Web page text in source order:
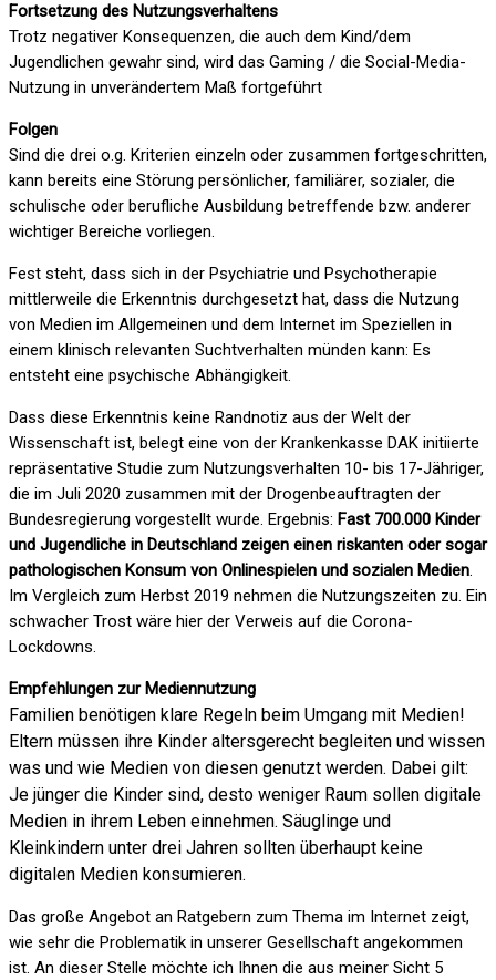
Fortsetzung des Nutzungsverhaltens
Trotz negativer Konsequenzen, die auch dem Kind/dem
Jugendlichen gewahr sind, wird das Gaming / die Social-Media-
Nutzung in unverändertem Maß fortgeführt
Folgen
Sind die drei o.g. Kriterien einzeln oder zusammen fortgeschritten,
kann bereits eine Störung persönlicher, familiärer, sozialer, die
schulische oder berufliche Ausbildung betreffende bzw. anderer
wichtiger Bereiche vorliegen.
Fest steht, dass sich in der Psychiatrie und Psychotherapie
mittlerweile die Erkenntnis durchgesetzt hat, dass die Nutzung
von Medien im Allgemeinen und dem Internet im Speziellen in
einem klinisch relevanten Suchtverhalten münden kann: Es
entsteht eine psychische Abhängigkeit.
Dass diese Erkenntnis keine Randnotiz aus der Welt der
Wissenschaft ist, belegt eine von der Krankenkasse DAK initiierte
repräsentative Studie zum Nutzungsverhalten 10- bis 17-Jähriger,
die im Juli 2020 zusammen mit der Drogenbeauftragten der
Bundesregierung vorgestellt wurde. Ergebnis: Fast 700.000 Kinder
und Jugendliche in Deutschland zeigen einen riskanten oder sogar
pathologischen Konsum von Onlinespielen und sozialen Medien.
Im Vergleich zum Herbst 2019 nehmen die Nutzungszeiten zu. Ein
schwacher Trost wäre hier der Verweis auf die Corona-
Lockdowns.
Empfehlungen zur Mediennutzung
Familien benötigen klare Regeln beim Umgang mit Medien!
Eltern müssen ihre Kinder altersgerecht begleiten und wissen
was und wie Medien von diesen genutzt werden. Dabei gilt:
Je jünger die Kinder sind, desto weniger Raum sollen digitale
Medien in ihrem Leben einnehmen. Säuglinge und
Kleinkindern unter drei Jahren sollten überhaupt keine
digitalen Medien konsumieren.
Das große Angebot an Ratgebern zum Thema im Internet zeigt,
wie sehr die Problematik in unserer Gesellschaft angekommen
ist. An dieser Stelle möchte ich Ihnen die aus meiner Sicht 5